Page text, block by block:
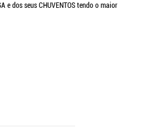
e dos seus CHUVENTOS tendo o maior